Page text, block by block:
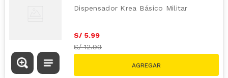
Dispensador Krea Básico Militar
S/ 5.99
S/12.99